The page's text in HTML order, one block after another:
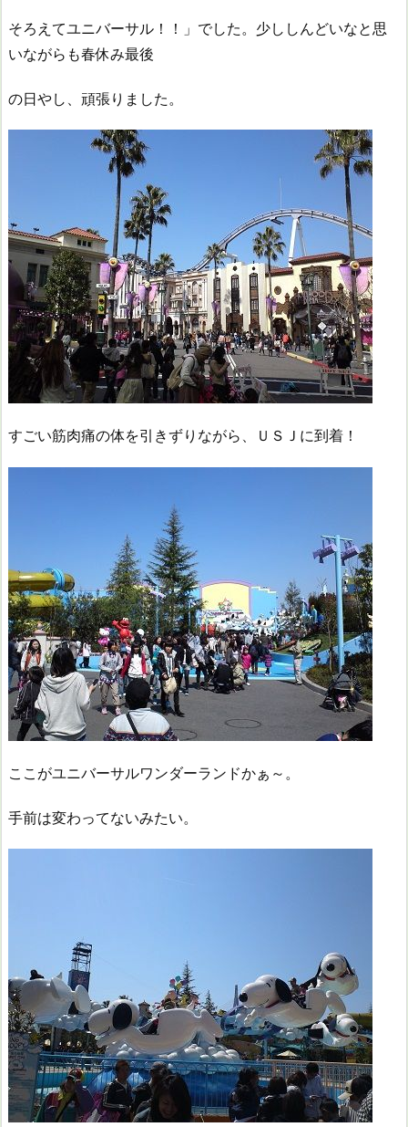
そろえてユニバーサル！！」でした。少ししんどいなと思
いながらも春休み最後
の日やし、頑張りました。
すごい筋肉痛の体を引きずりながら、ＵＳＪに到着！
ここがユニバーサルワンダーランドかぁ～。
手前は変わってないみたい。